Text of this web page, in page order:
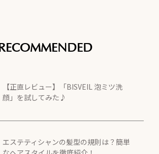
RECOMMENDED
【正直レビュー】「BISVEIL 泡ミツ洗
顔」を試してみた♪
エステティシャンの髪型の規則は？簡単